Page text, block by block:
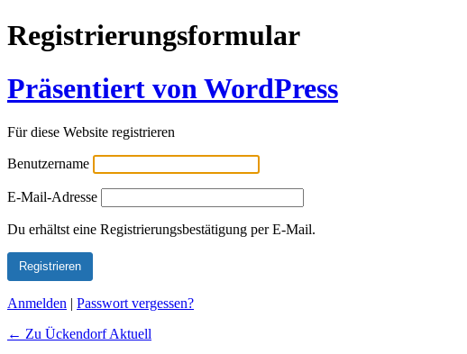
Registrierungsformular
Präsentiert von WordPress
Für diese Website registrieren
Benutzername
E-Mail-Adresse
Alternative:
Du erhältst eine Registrierungsbestätigung per E-Mail.
Anmelden | Passwort vergessen?
← Zu Ückendorf Aktuell